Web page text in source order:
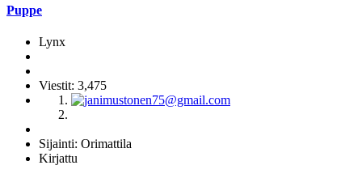
Puppe
Lynx
Viestit: 3,475
Sijainti: Orimattila
Kirjattu